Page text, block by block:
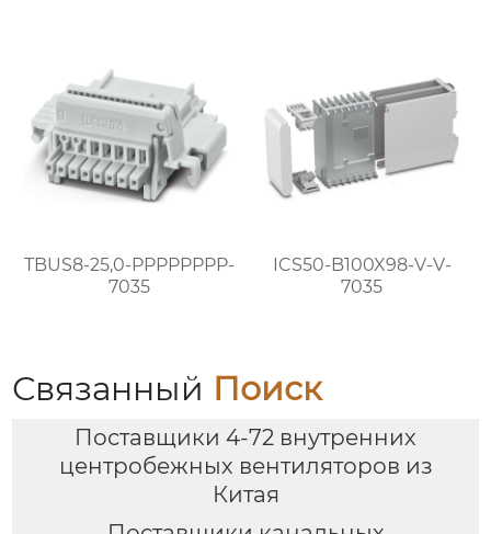
энергоэффективность
TBUS8-25,0-PPPPPPPP-
7035
ICS50-B100X98-V-V-
7035
Связанный Поиск
Поставщики 4-72 внутренних
центробежных вентиляторов из
Китая